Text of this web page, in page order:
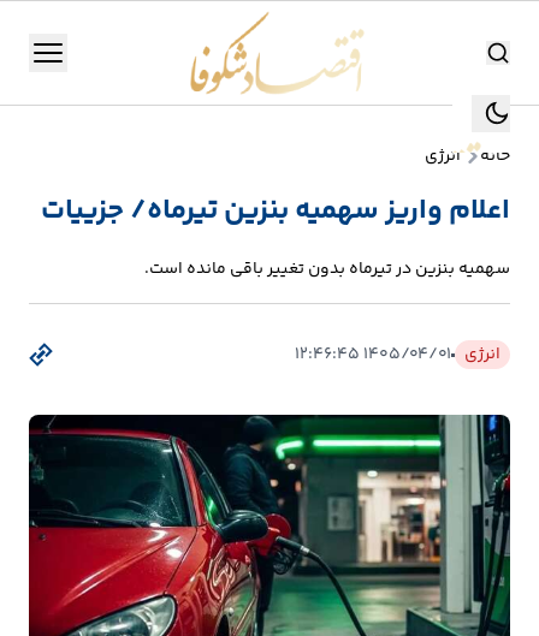
جستجو جستجو
منو
تولید
و
بانک،
بورس
و
اقتصاد
خانه انرژی
اعلام واریز سهمیه بنزین تیرماه/ جزییات
سهمیه بنزین در تیرماه بدون تغییر باقی مانده است.
انرژی ۱۴۰۵/۰۴/۰۱ ۱۲:۴۶:۴۵